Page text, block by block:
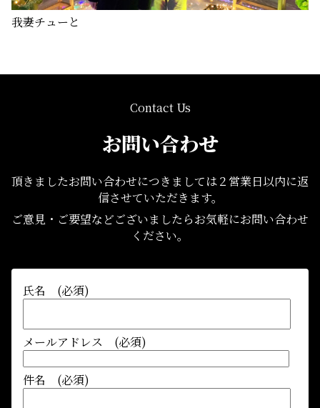
我妻チューと
Contact Us
お問い合わせ
頂きましたお問い合わせにつきましては２営業日以内に返
信させていただきます。
ご意見・ご要望などございましたらお気軽にお問い合わせ
ください。
氏名 (必須)
メールアドレス (必須)
件名 (必須)